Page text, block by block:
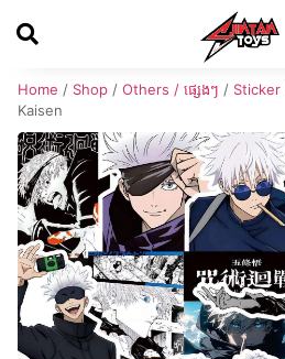
Home / Shop / Others / ផ្សេងៗ / Sticker
Kaisen